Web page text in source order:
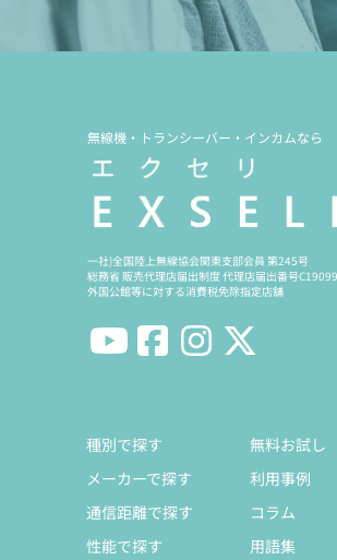
無線機・トランシーバー・インカムなら
一社)全国陸上無線協会関東支部会員 第245号
総務省 販売代理店届出制度 代理店届出番号
外国公館等に対する消費税免除指定店舗
種別で探す
メーカーで探す
通信距離で探す
性能で探す
無料お試し
利用事例
コラム
用語集